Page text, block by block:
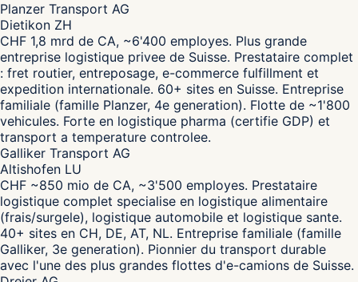
Planzer Transport AG
Dietikon ZH
CHF 1,8 mrd de CA, ~6'400 employes. Plus grande
entreprise logistique privee de Suisse. Prestataire complet
: fret routier, entreposage, e-commerce fulfillment et
expedition internationale. 60+ sites en Suisse. Entreprise
familiale (famille Planzer, 4e generation). Flotte de ~1'800
vehicules. Forte en logistique pharma (certifie GDP) et
transport a temperature controlee.
Galliker Transport AG
Altishofen LU
CHF ~850 mio de CA, ~3'500 employes. Prestataire
logistique complet specialise en logistique alimentaire
(frais/surgele), logistique automobile et logistique sante.
40+ sites en CH, DE, AT, NL. Entreprise familiale (famille
Galliker, 3e generation). Pionnier du transport durable
avec l'une des plus grandes flottes d'e-camions de Suisse.